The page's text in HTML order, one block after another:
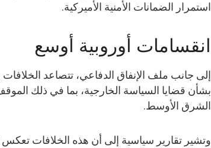
استمرار الضمانات الأمنية الأميركية.
انقسامات أوروبية أوسع
إلى جانب ملف الإنفاق الدفاعي، تتصاعد الخلافات
بشأن قضايا السياسة الخارجية، بما في ذلك
الشرق الأوسط.
وتشير تقارير سياسية إلى أن هذه الخلافات تعكس